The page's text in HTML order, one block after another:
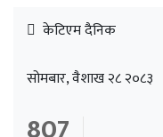
केटिएम दैनिक
सोमबार, वैशाख २८ २०८३